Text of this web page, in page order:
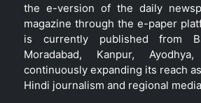
the e-version of the daily
magazine through the e-paper
is currently published from
Moradabad, Kanpur,
continuously expanding its reach
Hindi journalism and regional